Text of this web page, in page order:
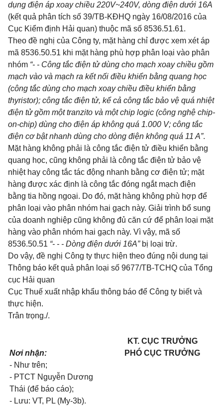
dụng điện áp xoay chiều 220V~240V, dòng điện dưới 16A
(kết quả phân tích số 39/TB-KĐHQ ngày 16/08/2016 của
Cục Kiểm định Hải quan) thuộc mã số 8536.51.61.
Theo đề nghị của Công ty, mặt hàng chỉ được xem xét áp
mã 8536.50.51 khi mặt hàng phù hợp phân loại vào phân
nhóm “- - Công tắc điện tử dùng cho mạch xoay chiều gồm
mạch vào và mạch ra kết nối điều khiển bằng quang học
(công tắc dùng cho mạch xoay chiều điều khiển bằng
thyristor); công tắc điện tử, kể cả công tắc bảo vệ quá nhiệt
điện tử gồm một tranzito và một chip logic (công nghệ chip-
on-chip) dùng cho điện áp không quá 1.000 V; công tắc
điện cơ bật nhanh dùng cho dòng điện không quá 11 A”.
Mặt hàng không phải là công tắc điện tử điều khiển bằng
quang học, cũng không phải là công tắc điện tử bảo vệ
nhiệt hay công tắc tác động nhanh bằng cơ điện tử; mặt
hàng được xác định là công tắc đóng ngắt mạch điện
bằng tia hồng ngoại. Do đó, mặt hàng không phù hợp để
phân loại vào phân nhóm hai gạch này. Giải trình bổ sung
của doanh nghiệp cũng không đủ căn cứ để phân loại mặt
hàng vào phân nhóm hai gạch này. Vì vậy, mã số
8536.50.51 “- - - Dòng điện dưới 16A”bị loại trừ.
Do vậy, đề nghị Công ty thực hiện theo đúng nội dung tại
Thông báo kết quả phân loại số 9677/TB-TCHQ của Tổng
cục Hải quan
Cục Thuế xuất nhập khẩu thông báo để Công ty biết và
thực hiện.
Trân trọng./.
Nơi nhận:
- Như trên;
- PTCT Nguyễn Dương
Thái (để báo cáo);
- Lưu: VT, PL (My-3b).
KT. CỤC TRƯỞNG
PHÓ CỤC TRƯỞNG